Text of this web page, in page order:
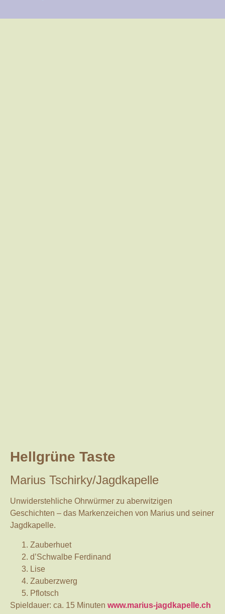
Hellgrüne Taste
Marius Tschirky/Jagdkapelle
Unwiderstehliche Ohrwürmer zu aberwitzigen
Geschichten – das Markenzeichen von Marius und seiner
Jagdkapelle.
Zauberhuet
d’Schwalbe Ferdinand
Lise
Zauberzwerg
Pflotsch
Spieldauer: ca. 15 Minuten www.marius-jagdkapelle.ch